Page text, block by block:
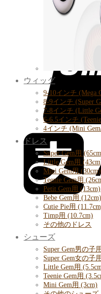
ウィッグ
9-10インチ (Mega
8-9インチ (Super
7-8インチ (Little
6-6.5インチ
4インチ (Mini
ドレス
Super Gem用
Little Gem用
Mini Gem用 (30cm)
Teenie Gem用
Petit Gem用 (13cm)
Bebe Gem用 (12cm)
Cutie Pie用
Timp用 (10.7cm)
その他のドレス
シューズ
Super Gem男の子
Super Gem女の子
Little Gem用
Teenie Gem用
Mini Gem用 (3cm)